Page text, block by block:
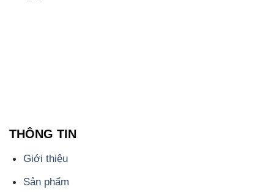
THÔNG TIN
Giới thiệu
Sản phẩm